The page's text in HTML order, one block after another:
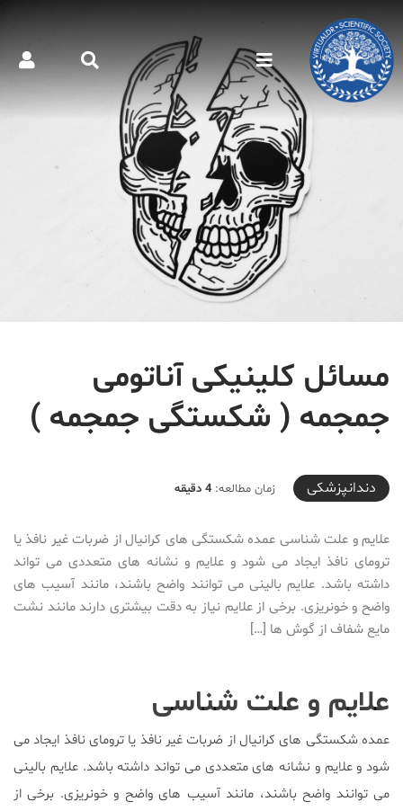
مسائل کلینیکی آناتومی
جمجمه ( شکستگی جمجمه )
2019-08-08T08:50:11+04:30
دندانپزشکی زمان مطالعه: 4 دقیقه
علایم و علت شناسی عمده شکستگی های کرانیال از ضربات غیر نافذ یا
ترومای نافذ ایجاد می شود و علایم و نشانه های متعددی می تواند
داشته باشد. علایم بالینی می توانند واضح باشند، مانند آسیب های
واضح و خونریزی. برخی از علایم نیاز به دقت بیشتری دارند مانند نشت
مایع شفاف از گوش ها […]
علایم و علت شناسی
عمده شکستگی های کرانیال از ضربات غیر نافذ یا ترومای نافذ ایجاد می
شود و علایم و نشانه های متعددی می تواند داشته باشد. علایم بالینی
می توانند واضح باشند، مانند آسیب های واضح و خونریزی. برخی از